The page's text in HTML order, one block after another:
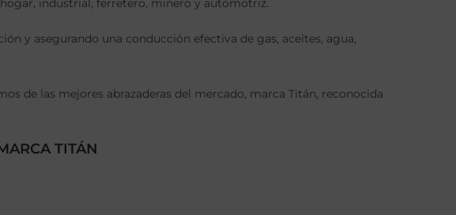
y asegurando una conducción efectiva de gas, aceites, agua,
de las mejores abrazaderas del mercado, marca Titán, reconocida
TITÁN